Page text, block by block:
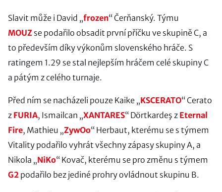
Slavit může i David „frozen“ Čerňanský. Týmu
MOUZ se podařilo obsadit první příčku ve skupině C, a
to především díky výkonům slovenského hráče. S
ratingem 1.29 se stal nejlepším hráčem celé skupiny C
a pátým z celého turnaje.
Před ním se nacházeli pouze Kaike „KSCERATO“ Cerato
z FURIA, Ismailcan „XANTARES“ Dörtkardeş z Eternal
Fire, Mathieu „ZywOo“ Herbaut, kterému se s týmem
Vitality podařilo vyhrát všechny zápasy skupiny A, a
Nikola „NiKo“ Kovač, kterému se pro změnu s týmem
G2 podařilo bez jediné prohry ovládnout skupinu B.